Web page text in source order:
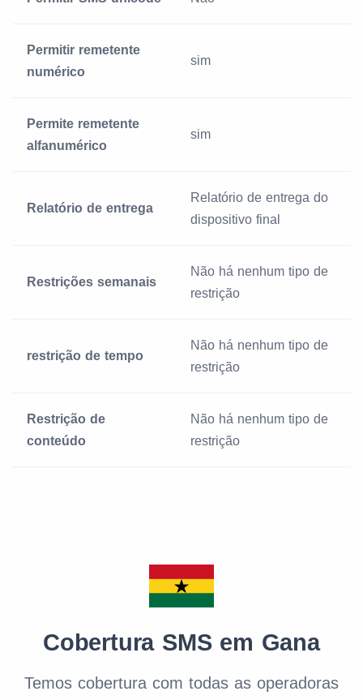
Permitir remetente
numérico
sim
Permite remetente
alfanumérico
sim
Relatório de entrega
Relatório de entrega do
dispositivo final
Restrições semanais
Não há nenhum tipo de
restrição
restrição de tempo
Não há nenhum tipo de
restrição
Restrição de
conteúdo
Não há nenhum tipo de
restrição
Cobertura SMS em Gana
Temos cobertura com todas as operadoras